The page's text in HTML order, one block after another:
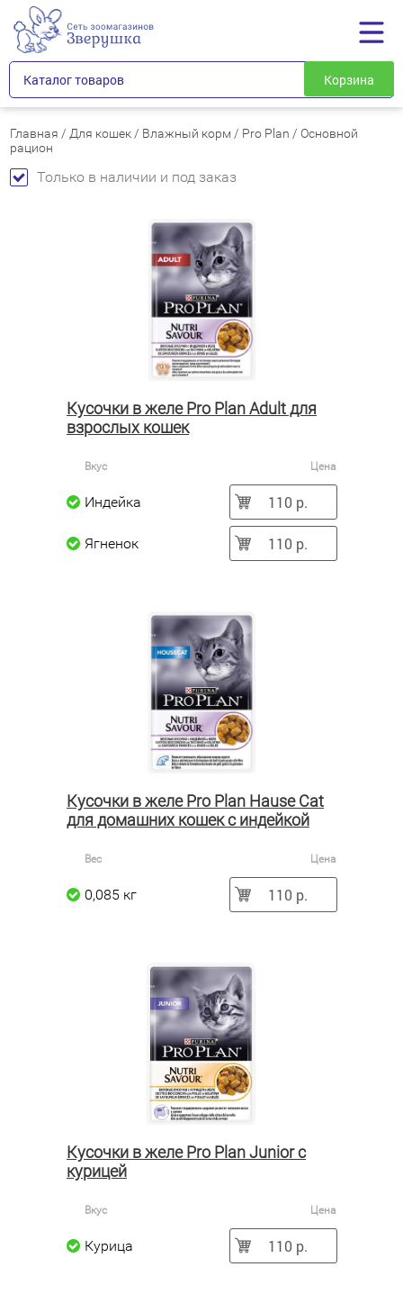
Каталог товаров Корзина
Главная / Для кошек / Влажный корм / Pro Plan /Основной
рацион
Только в наличии и под заказ
Кусочки в желе Pro Plan Adult для
взрослых кошек
Вкус Цена
Индейка 110 р.
Ягненок 110 р.
Кусочки в желе Pro Plan Hause Cat
для домашних кошек с индейкой
Вес Цена
0,085 кг 110 р.
Кусочки в желе Pro Plan Junior с
курицей
Вкус Цена
Курица 110 р.